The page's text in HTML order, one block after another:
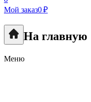
Мой заказ0 ₽
На главную
Меню